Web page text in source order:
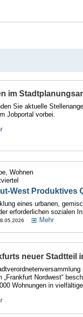
im
Sie aktuelle
Jobportal vorbei.
Wohnen
West Produktives
eines urbanen,
erforderlichen sozialen
Mehr
neuer Stadtteil
„Frankfurt Nordwest“
Wohnungen in